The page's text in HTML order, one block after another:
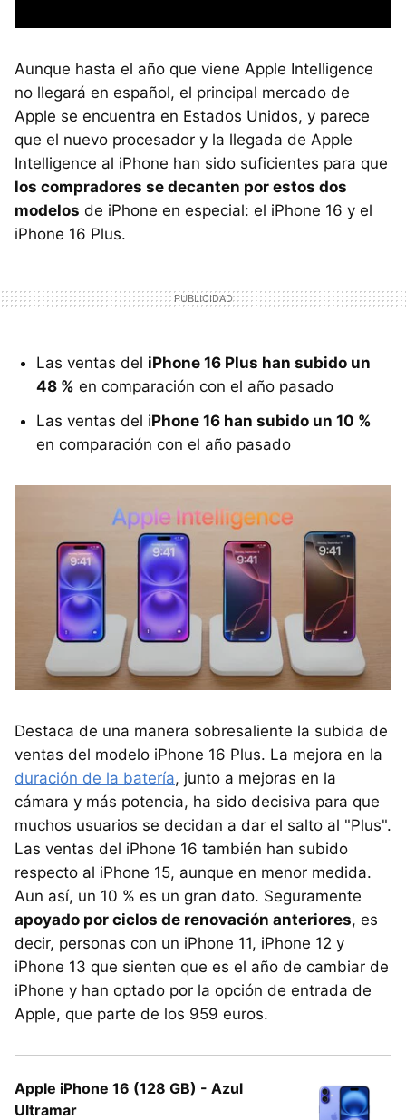
Aunque hasta el año que viene Apple Intelligence
no llegará en español, el principal mercado de
Apple se encuentra en Estados Unidos, y parece
que el nuevo procesador y la llegada de Apple
Intelligence al iPhone han sido suficientes para que
los compradores se decanten por estos dos
modelos de iPhone en especial: el iPhone 16 y el
iPhone 16 Plus.
Las ventas del iPhone 16 Plus han subido un
48 % en comparación con el año pasado
Las ventas del iPhone 16 han subido un 10 %
en comparación con el año pasado
Destaca de una manera sobresaliente la subida de
ventas del modelo iPhone 16 Plus. La mejora en la
duración de la batería, junto a mejoras en la
cámara y más potencia, ha sido decisiva para que
muchos usuarios se decidan a dar el salto al "Plus".
Las ventas del iPhone 16 también han subido
respecto al iPhone 15, aunque en menor medida.
Aun así, un 10 % es un gran dato. Seguramente
apoyado por ciclos de renovación anteriores, es
decir, personas con un iPhone 11, iPhone 12 y
iPhone 13 que sienten que es el año de cambiar de
iPhone y han optado por la opción de entrada de
Apple, que parte de los 959 euros.
Apple iPhone 16 (128 GB) - Azul
Ultramar